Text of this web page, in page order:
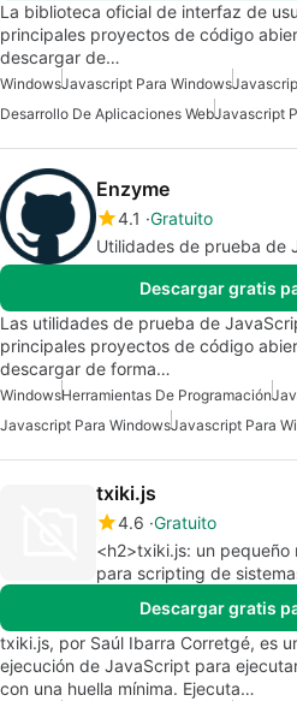
La biblioteca oficial de interfaz de
principales proyectos de código
descargar de…
WindowsJavascript Para Windows
Desarrollo De Aplicaciones WebJavascript
Enzyme
4.1 Gratuito
Utilidades de prueba de
Descargar gratis
Las utilidades de prueba de
principales proyectos de código
descargar de forma…
WindowsHerramientas De Programación
Javascript Para WindowsJavascript Para
txiki.js
4.6 Gratuito
<h2>txiki.js: un pequeño
para scripting de
Descargar gratis
txiki.js, por Saúl Ibarra Corretgé, es
ejecución de JavaScript para
con una huella mínima. Ejecuta…